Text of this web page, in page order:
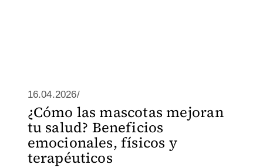
16.04.2026/
¿Cómo las mascotas mejoran
tu salud? Beneficios
emocionales, físicos y
terapéuticos